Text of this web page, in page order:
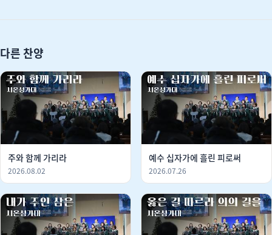
다른 찬양
주와 함께 가리라
2026.08.02
예수 십자가에 흘린 피로써
2026.07.26